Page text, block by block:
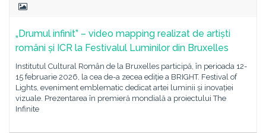
„Drumul infinit” – video mapping realizat de artiști
români și ICR la Festivalul Luminilor din Bruxelles
Institutul Cultural Român de la Bruxelles participă, în perioada 12-
15 februarie 2026, la cea de-a zecea ediție a BRIGHT. Festival of
Lights, eveniment emblematic dedicat artei luminii și inovației
vizuale. Prezentarea în premieră mondială a proiectului The
Infinite